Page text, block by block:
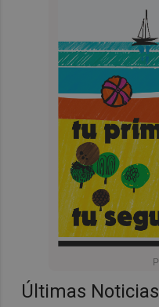
Últimas Noticias